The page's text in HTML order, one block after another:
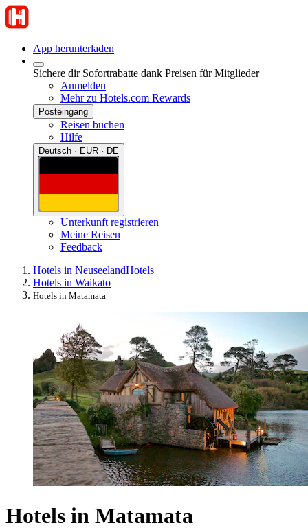
App herunterladen
Sichere dir Sofortrabatte dank Preisen für Mitglieder
Anmelden
Mehr zu Hotels.com Rewards
Posteingang
Reisen buchen
Hilfe
Deutsch · EUR · DE
Unterkunft registrieren
Meine Reisen
Feedback
Hotels in NeuseelandHotels
Hotels in Waikato
Hotels in Matamata
Hotels in Matamata